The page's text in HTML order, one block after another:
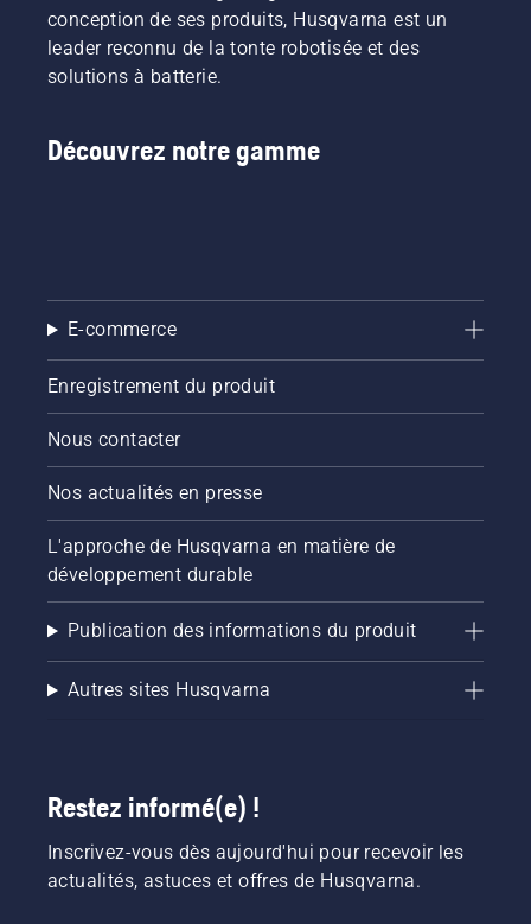
conception de ses produits, Husqvarna est un
leader reconnu de la tonte robotisée et des
solutions à batterie.
Découvrez notre gamme
E-commerce
Enregistrement du produit
Nous contacter
Nos actualités en presse
L'approche de Husqvarna en matière de
développement durable
Publication des informations du produit
Autres sites Husqvarna
Restez informé(e) !
Inscrivez-vous dès aujourd'hui pour recevoir les
actualités, astuces et offres de Husqvarna.